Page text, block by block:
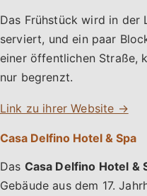
Das Frühstück wird in der
serviert, und ein paar
einer öffentlichen Straße,
nur begrenzt.
Link zu ihrer Website →
Casa Delfino Hotel & Spa
Das Casa Delfino Hotel &
Gebäude aus dem 17.